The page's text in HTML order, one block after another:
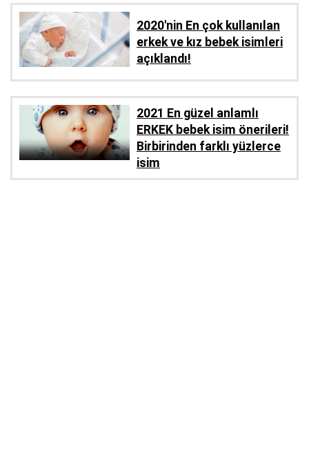
2020'nin En çok kullanılan
erkek ve kız bebek isimleri
açıklandı!
2021 En güzel anlamlı
ERKEK bebek isim önerileri!
Birbirinden farklı yüzlerce
isim